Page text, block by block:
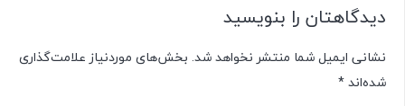
دیدگاهتان را بنویسید
نشانی ایمیل شما منتشر نخواهد شد. بخش‌های موردنیاز علامت‌گذاری
شده‌اند*